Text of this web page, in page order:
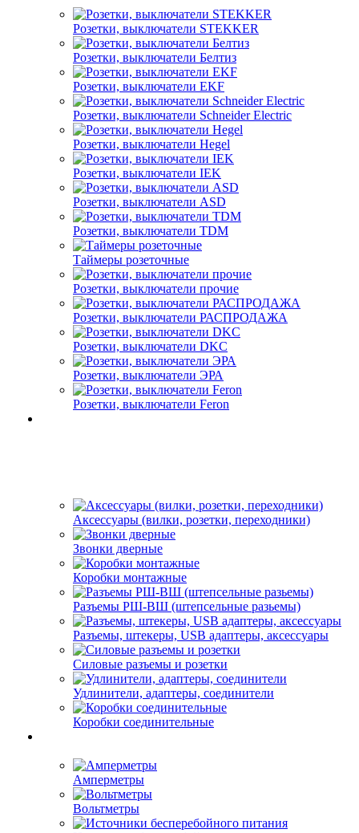
Розетки, выключатели STEKKER
Розетки, выключатели Белтиз
Розетки, выключатели EKF
Розетки, выключатели Schneider Electric
Розетки, выключатели Hegel
Розетки, выключатели IEK
Розетки, выключатели ASD
Розетки, выключатели TDM
Таймеры розеточные
Розетки, выключатели прочие
Розетки, выключатели РАСПРОДАЖА
Розетки, выключатели DKC
Розетки, выключатели ЭРА
Розетки, выключатели Feron
Аксессуары (вилки, розетки, переходники)
Звонки дверные
Коробки монтажные
Разъемы РШ-ВШ (штепсельные разьемы)
Разъемы, штекеры, USB адаптеры, аксессуары
Силовые разъемы и розетки
Удлинители, адаптеры, соединители
Коробки соединительные
Амперметры
Вольтметры